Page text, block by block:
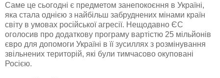
Саме це сьогодні є предметом занепокоєння в Україні,
яка стала однією з найбільш забруднених мінами країн
світу в умовах російської агресії. Нещодавно ЄС
оголосив про додаткову програму вартістю 25 мільйонів
євро для допомоги Україні в її зусиллях з розмінування
звільнених територій, які були тимчасово окуповані
Росією.